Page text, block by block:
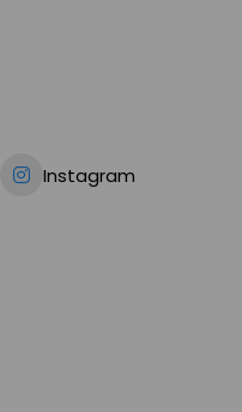
Instagram